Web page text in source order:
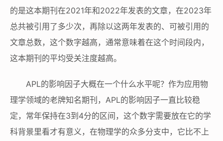
的是这本期刊在2021年和2022年发表的文章，在2023年
总共被引用了多少次，再除以这两年发表的、可被引用的
文章总数，这个数字越高，通常意味着在这个时间段内，
这本期刊的平均受关注度越高。
APL的影响因子大概在一个什么水平呢？作为应用物
理学领域的老牌知名期刊，APL的影响因子一直比较稳
定，常年保持在3到4分的区间，这个数字需要放在它的学
科背景里看才有意义，在物理学的众多分支中，它比不上